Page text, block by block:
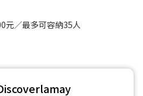
元／最多可容納35人